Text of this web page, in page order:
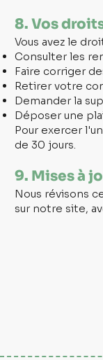
8. Vos
Vous avez le
Consulter les
Faire corriger
Retirer votre
Demander la
Déposer une
Pour exercer
de 30 jours.
9. Mises à
Nous révisons
sur notre site,